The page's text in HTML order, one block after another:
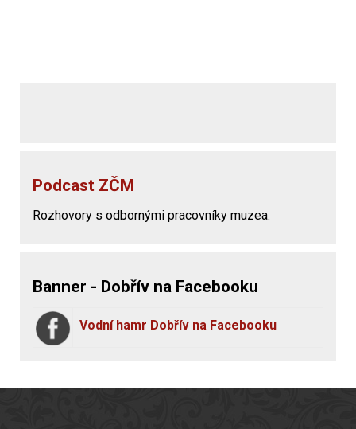
Podcast ZČM
Rozhovory s odbornými pracovníky muzea.
Banner - Dobřív na Facebooku
Vodní hamr Dobřív na Facebooku